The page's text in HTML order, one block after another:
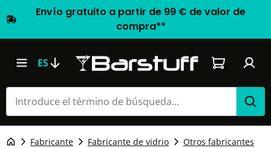
Envío gratuito a partir de 99 € de valor de
compra**
ES El carrito
Fabricante Fabricante de vidrio Otros fabricantes